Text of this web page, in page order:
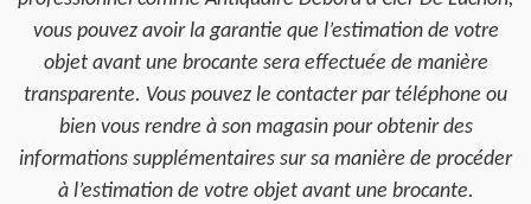
vous pouvez avoir la garantie que l’estimation de votre
objet avant une brocante sera effectuée de manière
transparente. Vous pouvez le contacter par téléphone ou
bien vous rendre à son magasin pour obtenir des
informations supplémentaires sur sa manière de procéder
à l’estimation de votre objet avant une brocante.